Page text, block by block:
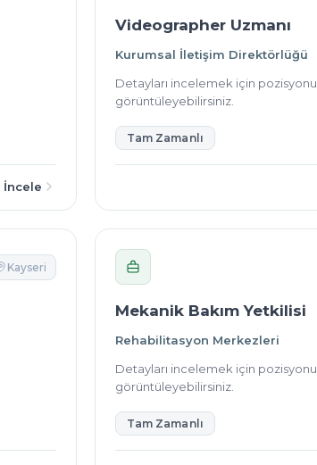
İncele
Videographer Uzmanı
Kurumsal İletişim Direktörlüğü
Detayları incelemek için pozisyonu
görüntüleyebilirsiniz.
Tam Zamanlı
Kayseri
Mekanik Bakım Yetkilisi
Rehabilitasyon Merkezleri
Detayları incelemek için pozisyonu
görüntüleyebilirsiniz.
Tam Zamanlı